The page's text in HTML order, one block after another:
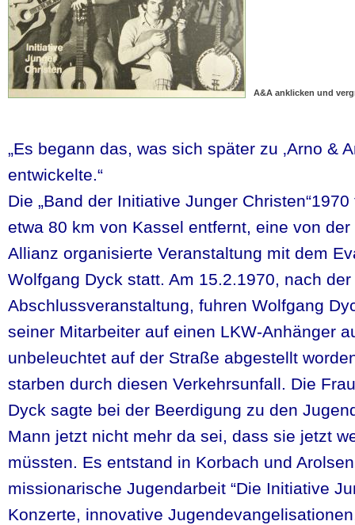
A&A anklicken und
„Es begann das, was sich später zu ‚Arno &
entwickelte.“
Die „Band der Initiative Junger
etwa 80 km von Kassel entfernt, eine von
Allianz organisierte Veranstaltung mit dem
Wolfgang Dyck statt. Am 15.2.1970, nach der
Abschlussveranstaltung, fuhren Wolfgang
seiner Mitarbeiter auf einen LKW-Anhänger
unbeleuchtet auf der Straße abgestellt
starben durch diesen Verkehrsunfall. Die
Dyck sagte bei der Beerdigung zu den
Mann jetzt nicht mehr da sei, dass sie jetzt
müssten. Es entstand in Korbach und
missionarische Jugendarbeit “Die Initiative
Konzerte, innovative